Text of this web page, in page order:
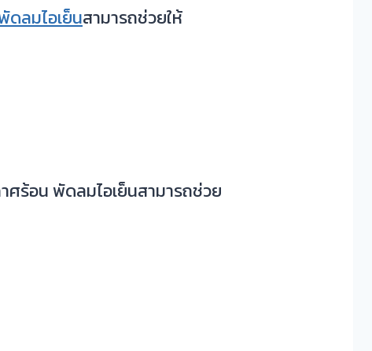
ดลมไอเย็นสามารถช่วยให้
ร้อน พัดลมไอเย็นสามารถช่วย